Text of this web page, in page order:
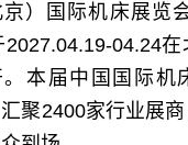
）国际机床展览
2027.04.19-04.24
本届中国国际机
聚2400家行业展